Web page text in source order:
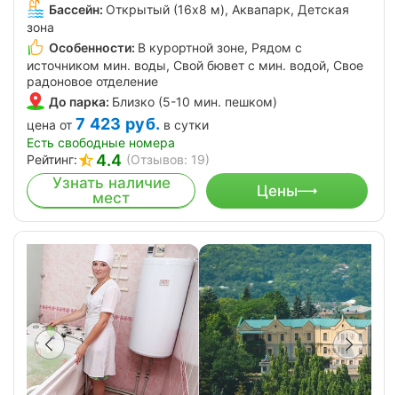
Бассейн: Открытый (16х8 м), Аквапарк, Детская
зона
Особенности: В курортной зоне, Рядом с
источником мин. воды, Свой бювет с мин. водой, Свое
радоновое отделение
До парка: Близко (5-10 мин. пешком)
цена от 7 423 руб. в сутки
Есть свободные номера
Рейтинг:
4.4 (Отзывов: 19)
Узнать наличие
мест
Цены